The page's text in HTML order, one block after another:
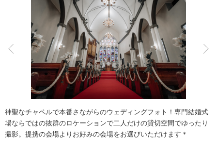
こだわりポイント
結婚式場での撮影 自慢の修正技術
神聖なチャペルで本番さながらのウェディングフォト！専門結婚式
場ならではの抜群のロケーションで二人だけの貸切空間でゆったり
撮影。提携の会場よりお好みの会場をお選びいただけます＊